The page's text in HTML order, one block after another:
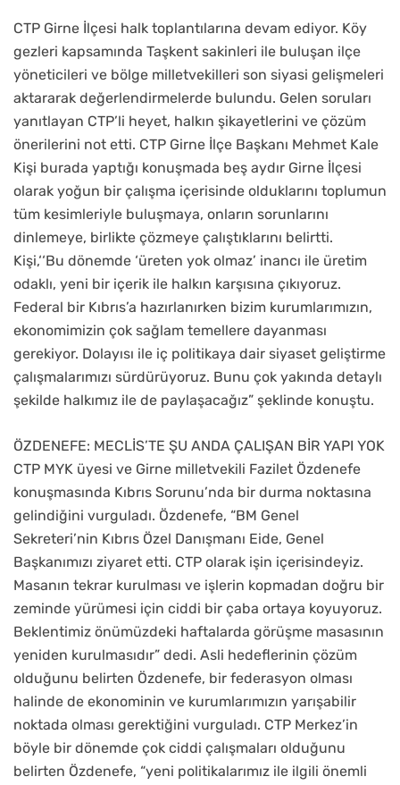
CTP Girne İlçesi halk toplantılarına devam ediyor. Köy
gezleri kapsamında Taşkent sakinleri ile buluşan ilçe
yöneticileri ve bölge milletvekilleri son siyasi gelişmeleri
aktararak değerlendirmelerde bulundu. Gelen soruları
yanıtlayan CTP’li heyet, halkın şikayetlerini ve çözüm
önerilerini not etti. CTP Girne İlçe Başkanı Mehmet Kale
Kişi burada yaptığı konuşmada beş aydır Girne İlçesi
olarak yoğun bir çalışma içerisinde olduklarını toplumun
tüm kesimleriyle buluşmaya, onların sorunlarını
dinlemeye, birlikte çözmeye çalıştıklarını belirtti.
Kişi,‘‘Bu dönemde ‘üreten yok olmaz’ inancı ile üretim
odaklı, yeni bir içerik ile halkın karşısına çıkıyoruz.
Federal bir Kıbrıs’a hazırlanırken bizim kurumlarımızın,
ekonomimizin çok sağlam temellere dayanması
gerekiyor. Dolayısı ile iç politikaya dair siyaset geliştirme
çalışmalarımızı sürdürüyoruz. Bunu çok yakında detaylı
şekilde halkımız ile de paylaşacağız” şeklinde konuştu.
ÖZDENEFE: MECLİS’TE ŞU ANDA ÇALIŞAN BİR YAPI YOK
CTP MYK üyesi ve Girne milletvekili Fazilet Özdenefe
konuşmasında Kıbrıs Sorunu’nda bir durma noktasına
gelindiğini vurguladı. Özdenefe, “BM Genel
Sekreteri’nin Kıbrıs Özel Danışmanı Eide, Genel
Başkanımızı ziyaret etti. CTP olarak işin içerisindeyiz.
Masanın tekrar kurulması ve işlerin kopmadan doğru bir
zeminde yürümesi için ciddi bir çaba ortaya koyuyoruz.
Beklentimiz önümüzdeki haftalarda görüşme masasının
yeniden kurulmasıdır” dedi. Asli hedeflerinin çözüm
olduğunu belirten Özdenefe, bir federasyon olması
halinde de ekonominin ve kurumlarımızın yarışabilir
noktada olması gerektiğini vurguladı. CTP Merkez’in
böyle bir dönemde çok ciddi çalışmaları olduğunu
belirten Özdenefe, “yeni politikalarımız ile ilgili önemli